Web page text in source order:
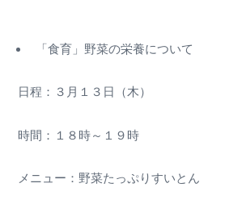
「食育」野菜の栄養について
日程：３月１３日（木）
時間：１８時～１９時
メニュー：野菜たっぷりすいとん